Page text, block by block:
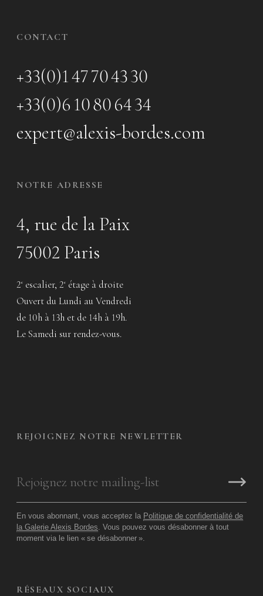
CONTACT
+33(0)1 47 70 43 30
+33(0)6 10 80 64 34
expert@alexis-bordes.com
NOTRE ADRESSE
4, rue de la Paix
75002 Paris
2e escalier, 2e étage à droite
Ouvert du Lundi au Vendredi
de 10h à 13h et de 14h à 19h.
Le Samedi sur rendez-vous.
REJOIGNEZ NOTRE NEWLETTER
En vous abonnant, vous acceptez la Politique de confidentialité de
la Galerie Alexis Bordes. Vous pouvez vous désabonner à tout
moment via le lien « se désabonner ».
RÉSEAUX SOCIAUX